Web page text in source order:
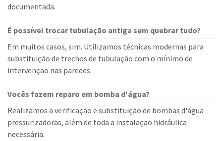
documentada.
É possível trocar tubulação antiga sem quebrar tudo?
Em muitos casos, sim. Utilizamos técnicas modernas para
substituição de trechos de tubulação com o mínimo de
intervenção nas paredes.
Vocês fazem reparo em bomba d'água?
Realizamos a verificação e substituição de bombas d'água
pressurizadoras, além de toda a instalação hidráulica
necessária.